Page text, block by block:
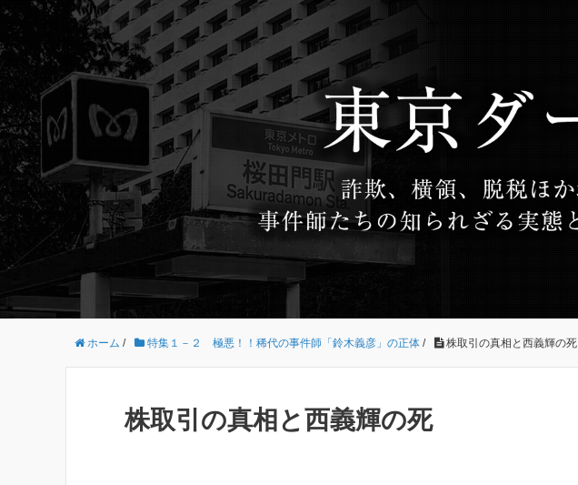
ホーム / 特集１－２ 極悪！！稀代の事件師「鈴木義彦」の正体 / 株取引の真相と西義輝の死
株取引の真相と西義輝の死